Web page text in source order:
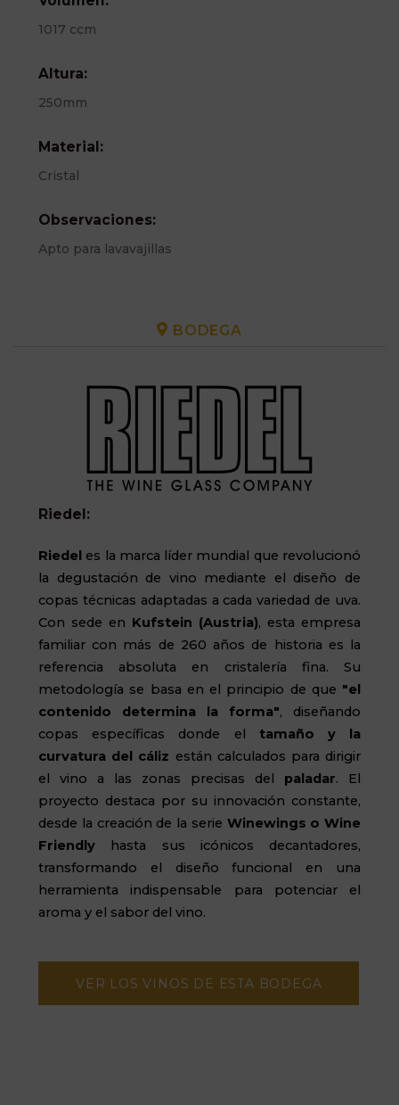
1017 ccm
Altura:
250mm
Material:
Cristal
Observaciones:
Apto para lavavajillas
BODEGA
Riedel:
Riedel es la marca líder mundial que revolucionó
la degustación de vino mediante el diseño de
copas técnicas adaptadas a cada variedad de uva.
Con sede en Kufstein (Austria), esta empresa
familiar con más de 260 años de historia es la
referencia absoluta en cristalería fina. Su
metodología se basa en el principio de que "el
contenido determina la forma", diseñando
copas específicas donde el tamaño y la
curvatura del cáliz están calculados para dirigir
el vino a las zonas precisas del paladar. El
proyecto destaca por su innovación constante,
desde la creación de la serie Winewings o Wine
Friendly
hasta sus icónicos decantadores,
transformando el diseño funcional en una
herramienta indispensable para potenciar el
aroma y el sabor del vino.
VER LOS VINOS DE ESTA BODEGA